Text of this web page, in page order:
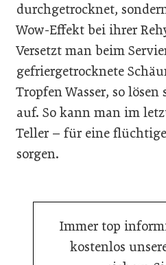
durchgetrocknet,
Wow-Effekt bei ihrer
Versetzt man beim
gefriergetrocknete
Tropfen Wasser, so
auf. So kann man im
Teller – für eine
sorgen.
Immer top
kostenlos